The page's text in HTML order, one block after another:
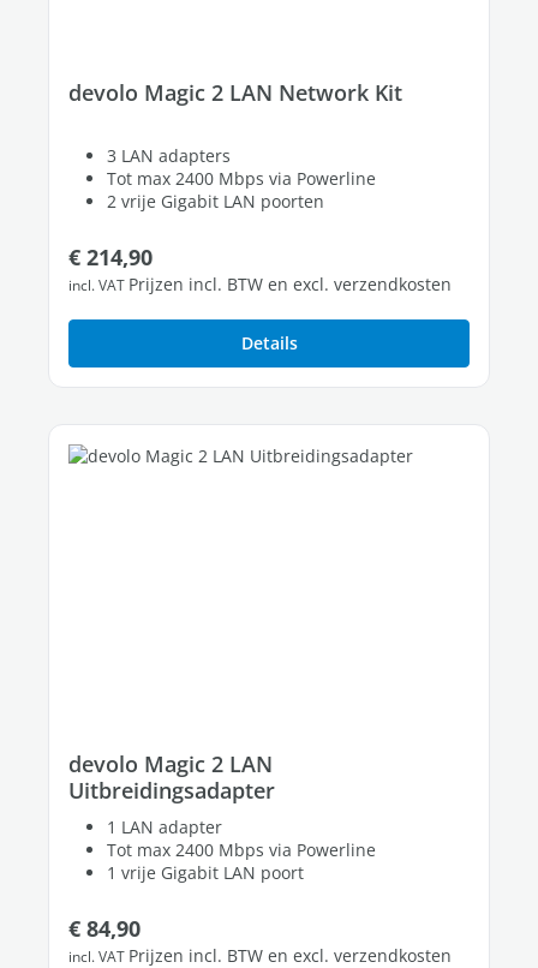
devolo Magic 2 LAN Network Kit
3 LAN adapters
Tot max 2400 Mbps via Powerline
2 vrije Gigabit LAN poorten
Normale prijs:
€ 214,90
incl. VAT Prijzen incl. BTW en excl. verzendkosten
Details
devolo Magic 2 LAN
Uitbreidingsadapter
1 LAN adapter
Tot max 2400 Mbps via Powerline
1 vrije Gigabit LAN poort
Normale prijs:
€ 84,90
incl. VAT Prijzen incl. BTW en excl. verzendkosten